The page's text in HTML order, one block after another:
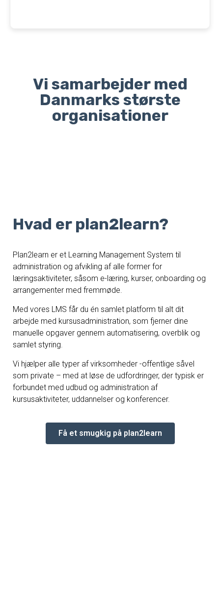
Vi samarbejder med
Danmarks største
organisationer
Hvad er plan2learn?
Plan2learn er et Learning Management System til
administration og afvikling af alle former for
læringsaktiviteter, såsom e-læring, kurser, onboarding og
arrangementer med fremmøde.
Med vores LMS får du én samlet platform til alt dit
arbejde med kursusadministration, som fjerner dine
manuelle opgaver gennem automatisering, overblik og
samlet styring.
Vi hjælper alle typer af virksomheder -offentlige såvel
som private – med at løse de udfordringer, der typisk er
forbundet med udbud og administration af
kursusaktiviteter, uddannelser og konferencer.
Få et smugkig på plan2learn